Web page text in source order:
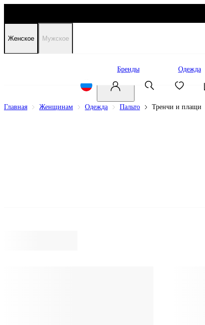
Женское Мужское
Бренды Одежда
Главная Женщинам Одежда Пальто Тренчи и плащи